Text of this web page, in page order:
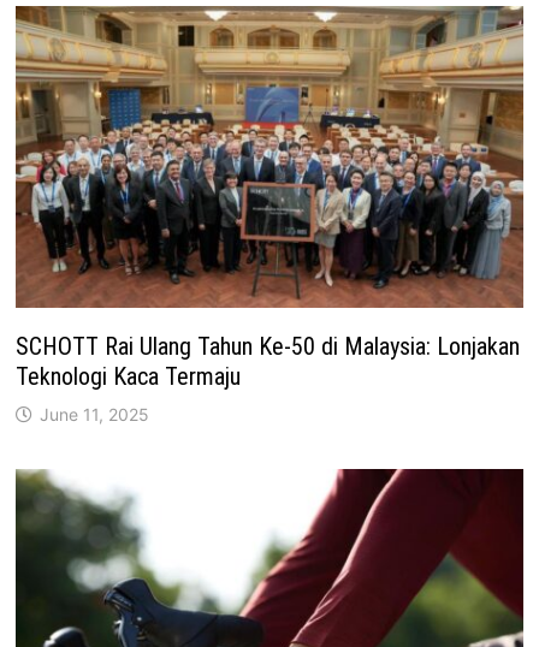
SCHOTT Rai Ulang Tahun Ke-50 di Malaysia: Lonjakan
Teknologi Kaca Termaju
June 11, 2025